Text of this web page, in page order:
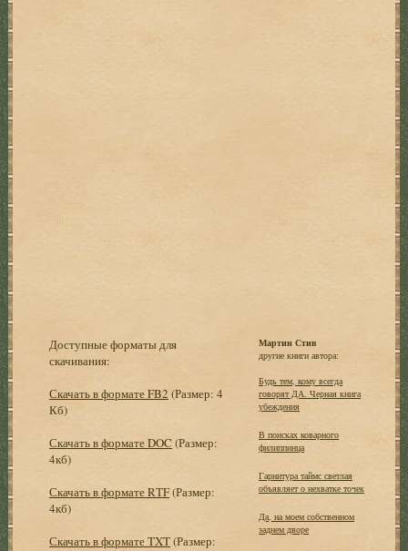
Доступные форматы для
скачивания:
Скачать в формате FB2 (Размер: 4
Кб)
Скачать в формате DOC (Размер:
4кб)
Скачать в формате RTF(Размер:
4кб)
Скачать в формате TXT(Размер:
Мартин Стив
другие книги автора:
Будь тем, кому всегда
говорят ДА. Черная книга
убеждения
В поисках коварного
филиппинца
Гарнитура таймс светлая
объявляет о нехватке точек
Да, на моем собственном
заднем дворе